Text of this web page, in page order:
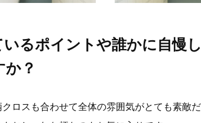
るポイントや誰かに自慢
か？
ロスも合わせて全体の雰囲気がとても素敵だ